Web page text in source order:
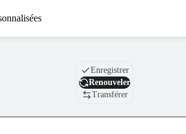
Nom de domaine
Enregistrer
Renouveler
Transférer